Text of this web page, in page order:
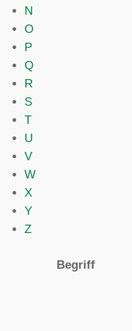
N
O
P
Q
R
S
T
U
V
W
X
Y
Z
Begriff